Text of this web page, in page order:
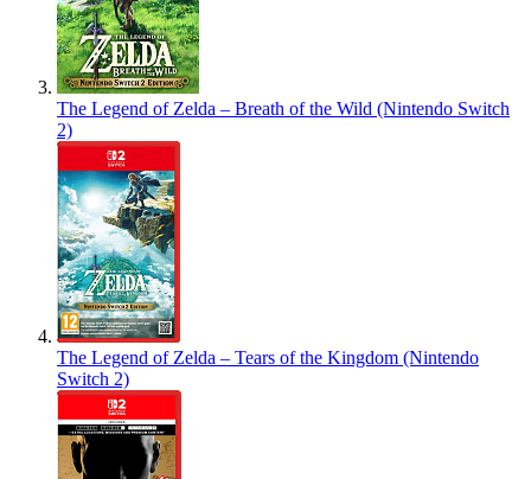
The Legend of Zelda – Breath of the Wild (Nintendo Switch
2)
The Legend of Zelda – Tears of the Kingdom (Nintendo
Switch 2)